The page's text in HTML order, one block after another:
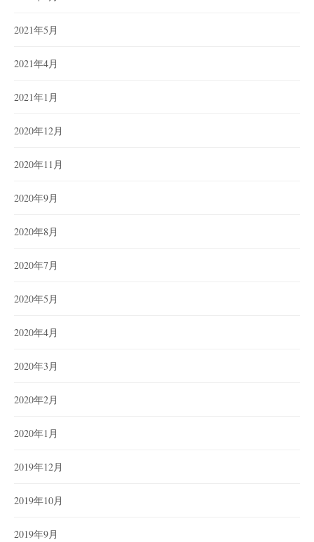
2021年5月
2021年4月
2021年1月
2020年12月
2020年11月
2020年9月
2020年8月
2020年7月
2020年5月
2020年4月
2020年3月
2020年2月
2020年1月
2019年12月
2019年10月
2019年9月